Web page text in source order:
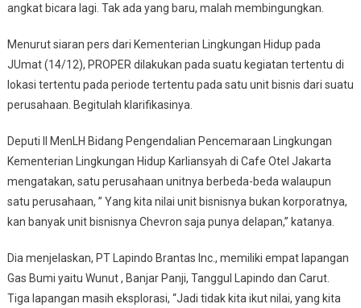
angkat bicara lagi. Tak ada yang baru, malah membingungkan.
Menurut siaran pers dari Kementerian Lingkungan Hidup pada
JUmat (14/12), PROPER dilakukan pada suatu kegiatan tertentu di
lokasi tertentu pada periode tertentu pada satu unit bisnis dari suatu
perusahaan. Begitulah klarifikasinya.
Deputi II MenLH Bidang Pengendalian Pencemaraan Lingkungan
Kementerian Lingkungan Hidup Karliansyah di Cafe Otel Jakarta
mengatakan, satu perusahaan unitnya berbeda-beda walaupun
satu perusahaan, ” Yang kita nilai unit bisnisnya bukan korporatnya,
kan banyak unit bisnisnya Chevron saja punya delapan,” katanya.
Dia menjelaskan, PT Lapindo Brantas Inc., memiliki empat lapangan
Gas Bumi yaitu Wunut , Banjar Panji, Tanggul Lapindo dan Carut.
Tiga lapangan masih eksplorasi, “Jadi tidak kita ikut nilai, yang kita